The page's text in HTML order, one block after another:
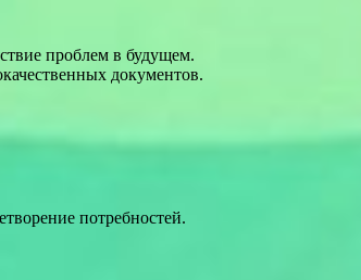
проблем в будущем.
документов.
потребностей.